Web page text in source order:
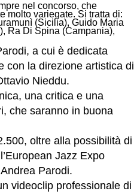
nel concorso, che
molto variegate. Si tratta di:
(Sicilia), Guido Maria
Ra Di Spina (Campania),
a cui è dedicata
con la direzione artistica di
Nieddu.
una critica e una
che saranno in buona
oltre alla possibilità di
Jazz Expo
Parodi.
videoclip professionale di